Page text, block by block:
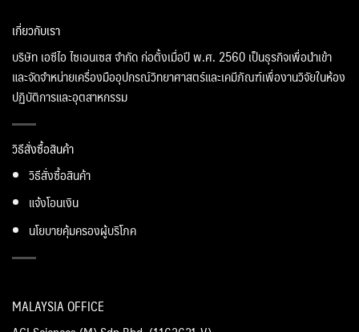
MALAYSIA OFFICE
เกี่ยวกับเรา
บริษัท เอซีไอ ไซเอนเซส จำกัด ก่อตั้งเมื่อปี พ.ศ. 2560 เป็นธุรกิจเพื่อนำเข้า
และจัดจำหน่ายเครื่องมืออุปกรณ์วิทยาศาสตร์และเคมีภัณฑ์เพื่องานวิจัยในห้อง
ปฏิบัติการและอุตสาหกรรม
วิธีสั่งซื้อสินค้า
วิธีสั่งซื้อสินค้า
แจ้งโอนเงิน
นโยบายคุ้มครองผู้บริโภค